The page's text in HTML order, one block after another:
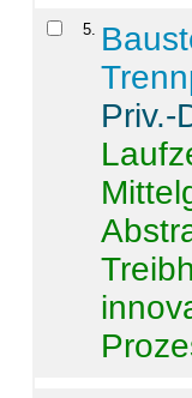
5
Priv.-